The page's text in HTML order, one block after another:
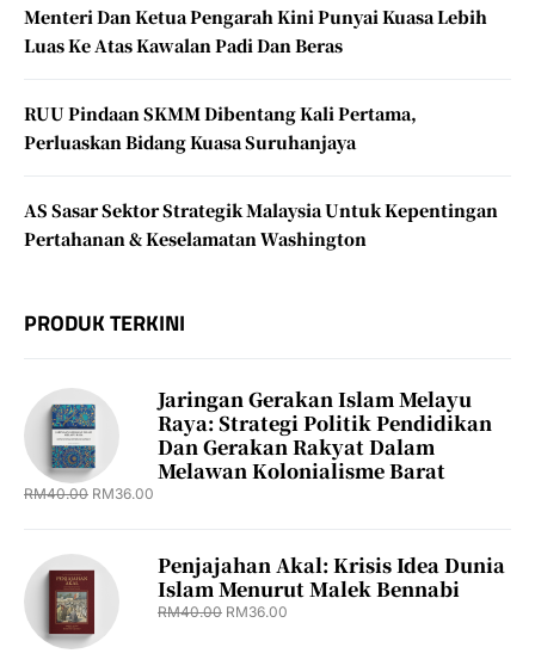
Menteri Dan Ketua Pengarah Kini Punyai Kuasa Lebih
Luas Ke Atas Kawalan Padi Dan Beras
RUU Pindaan SKMM Dibentang Kali Pertama,
Perluaskan Bidang Kuasa Suruhanjaya
AS Sasar Sektor Strategik Malaysia Untuk Kepentingan
Pertahanan & Keselamatan Washington
PRODUK TERKINI
Jaringan Gerakan Islam Melayu
Raya: Strategi Politik Pendidikan
Dan Gerakan Rakyat Dalam
Melawan Kolonialisme Barat
RM40.00 RM36.00
Penjajahan Akal: Krisis Idea Dunia
Islam Menurut Malek Bennabi
RM40.00 RM36.00